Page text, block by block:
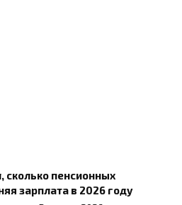
сколько пенсионных
зарплата в 2026 году